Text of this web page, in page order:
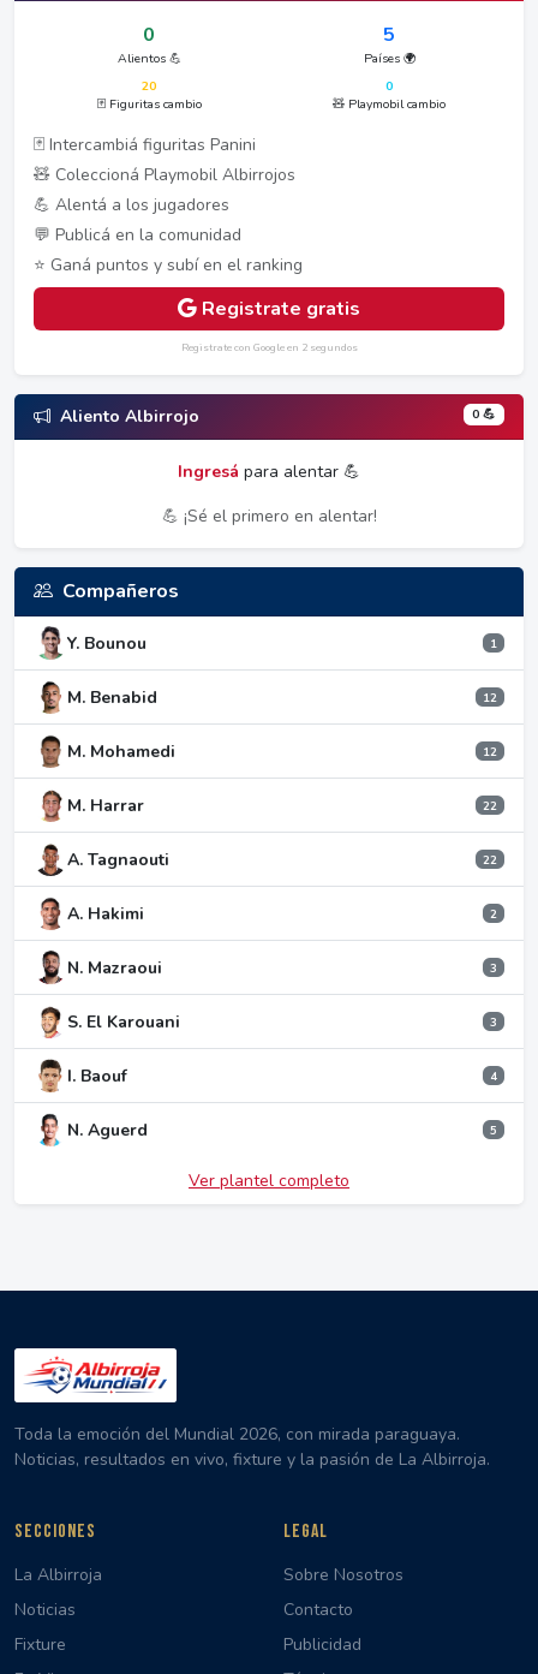
0
Alientos 💪
5
Países 🌍
20
🃏 Figuritas cambio
0
🧸 Playmobil cambio
🃏 Intercambiá figuritas Panini
🧸 Coleccioná Playmobil Albirrojos
💪 Alentá a los jugadores
💬 Publicá en la comunidad
⭐ Ganá puntos y subí en el ranking
Registrate gratis
Registrate con Google en 2 segundos
Aliento Albirrojo 0 💪
Ingresá para alentar 💪
💪 ¡Sé el primero en alentar!
Compañeros
Y. Bounou 1
M. Benabid 12
M. Mohamedi 12
M. Harrar 22
A. Tagnaouti 22
A. Hakimi 2
N. Mazraoui 3
S. El Karouani 3
I. Baouf 4
N. Aguerd 5
Ver plantel completo
Toda la emoción del Mundial 2026, con mirada paraguaya.
Noticias, resultados en vivo, fixture y la pasión de La Albirroja.
SECCIONES
La Albirroja
Noticias
Fixture
LEGAL
Sobre Nosotros
Contacto
Publicidad